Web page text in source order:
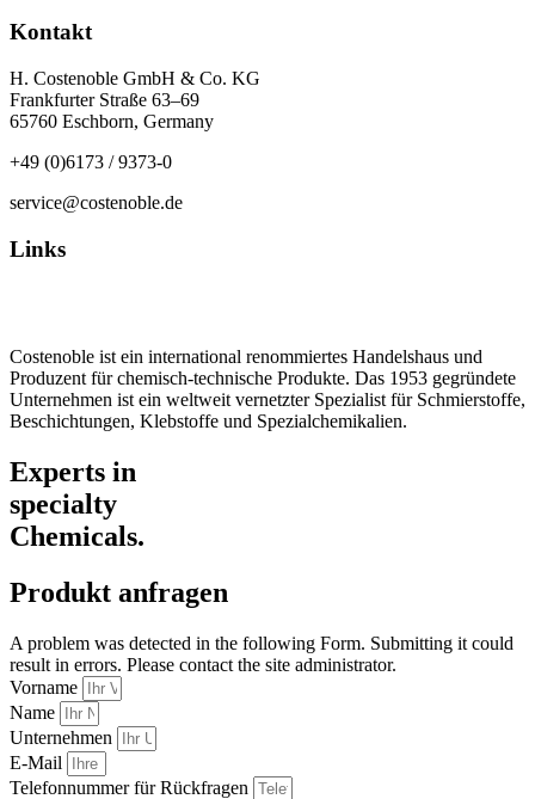
Kontakt
H. Costenoble GmbH & Co. KG
Frankfurter Straße 63–69
65760 Eschborn, Germany
+49 (0)6173 / 9373-0
service@costenoble.de
Links
Costenoble ist ein international renommiertes Handelshaus und
Produzent für chemisch-technische Produkte. Das 1953 gegründete
Unternehmen ist ein weltweit vernetzter Spezialist für Schmierstoffe,
Beschichtungen, Klebstoffe und Spezialchemikalien.
Experts in
specialty
Chemicals.
Produkt anfragen
A problem was detected in the following Form. Submitting it could
result in errors. Please contact the site administrator.
Vorname
Name
Unternehmen
E-Mail
Telefonnummer für Rückfragen